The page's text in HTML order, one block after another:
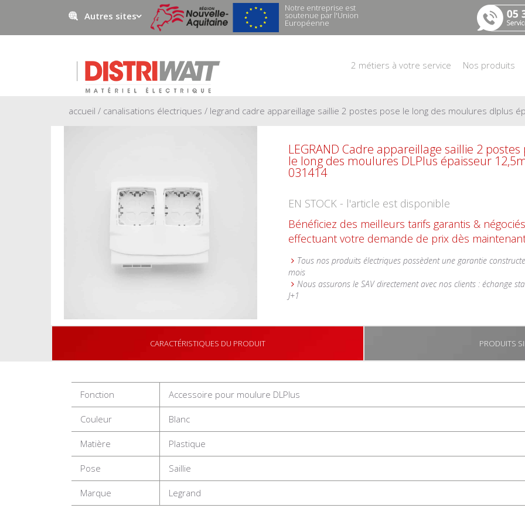
2 métiers à votre service Nos produits
Autres sites
Negowatt
Prestawatt
Notre entreprise est
soutenue par l'Union
Européenne
accueil / canalisations électriques / legrand cadre appareillage saillie 2 postes pose le long des moulures dlplus
LEGRAND Cadre appareillage saillie 2 postes
le long des moulures DLPlus épaisseur
031414
EN STOCK - l'article est disponible
Bénéficiez des meilleurs tarifs garantis &
effectuant votre demande de prix dès
Tous nos produits électriques possèdent une garantie
mois
Nous assurons le SAV directement avec nos clients : échange
J+1
CARACTÉRISTIQUES DU PRODUIT PRODUITS
Fonction Accessoire pour moulure DLPlus
Couleur Blanc
Matière Plastique
Pose Saillie
Marque Legrand